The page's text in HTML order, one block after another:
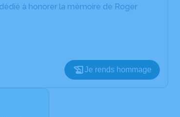
à honorer la mémoire de Roger
Je rends hommage